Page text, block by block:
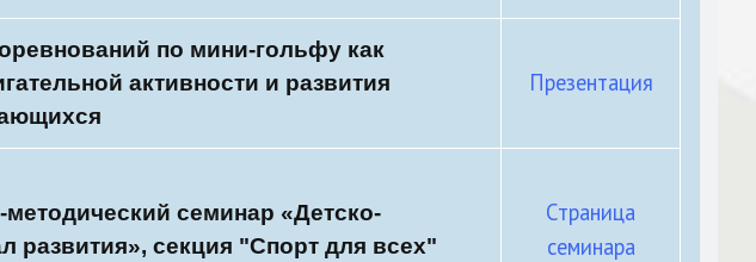
по мини-гольфу как
активности и развития
Презентация
семинар «Детско-
развития», секция "Спорт для всех"
Страница
семинара